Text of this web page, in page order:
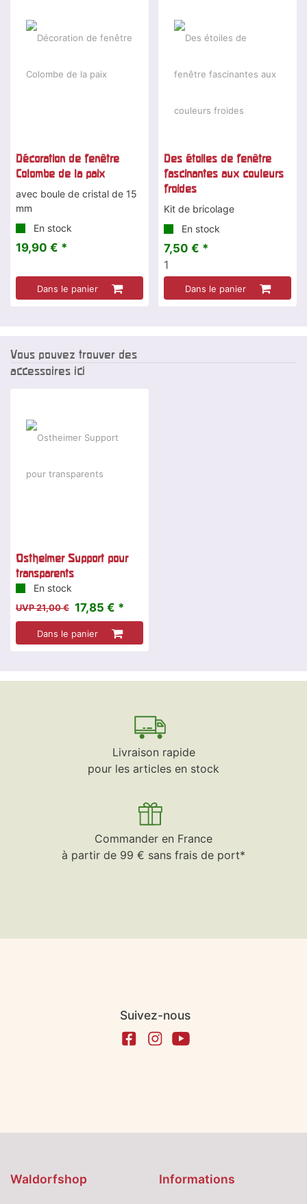
Décoration de fenêtre
Colombe de la paix
avec boule de cristal de 15
mm
En stock
19,90 € *
Dans le panier
Des étoiles de fenêtre
fascinantes aux couleurs
froides
Kit de bricolage
En stock
7,50 € *
1
Dans le panier
Vous pouvez trouver des
accessoires ici
Ostheimer Support pour
transparents
En stock
UVP 21,00 € 17,85 € *
Dans le panier
Livraison rapide
pour les articles en stock
Commander en France
à partir de 99 € sans frais de port*
Suivez-nous
Waldorfshop Informations